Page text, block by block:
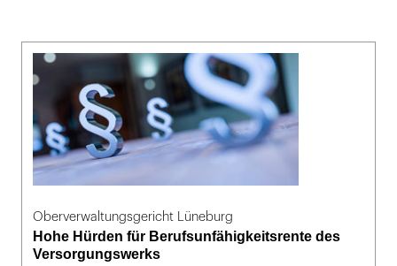
Oberverwaltungsgericht Lüneburg
Hohe Hürden für Berufsunfähigkeitsrente des
Versorgungswerks